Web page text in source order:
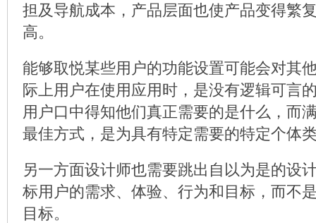
担及导航成本，产品层面也使产品变得繁
高。
能够取悦某些用户的功能设置可能会对其
际上用户在使用应用时，是没有逻辑可言
用户口中得知他们真正需要的是什么，而
最佳方式，是为具有特定需要的特定个体
另一方面设计师也需要跳出自以为是的设
标用户的需求、体验、行为和目标，而不
目标。